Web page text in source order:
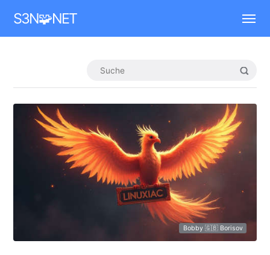
S3N🧩NET
Bobby 🇬🇧 Borisov